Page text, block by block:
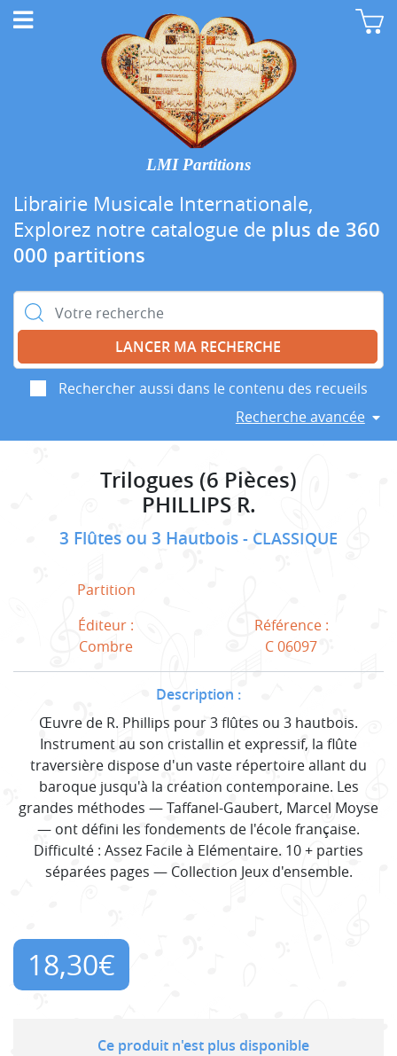
LMI Partitions
Librairie Musicale Internationale,
Explorez notre catalogue de plus de 360
000 partitions
Rechercher :
Rechercher aussi dans le contenu des recueils
Recherche avancée
Trilogues (6 Pièces)
PHILLIPS R.
3 Flûtes ou 3 Hautbois CLASSIQUE
Partition
Éditeur :
Combre
Référence :
C 06097
Description :
Œuvre de R. Phillips pour 3 flûtes ou 3 hautbois.
Instrument au son cristallin et expressif, la flûte
traversière dispose d'un vaste répertoire allant du
baroque jusqu'à la création contemporaine. Les
grandes méthodes — Taffanel-Gaubert, Marcel Moyse
— ont défini les fondements de l'école française.
Difficulté : Assez Facile à Elémentaire. 10 + parties
séparées pages — Collection Jeux d'ensemble.
18,30€
Ce produit n'est plus disponible